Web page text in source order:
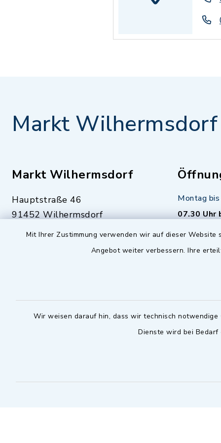
Mit Ihrer Zustimmung verwenden wir auf dieser
Angebot weiter verbessern. Ihre
Wir weisen darauf hin, dass wir technisch
Dienste wird bei
Markt Wilhermsdorf
Markt Wilhermsdorf
Hauptstraße 46
91452 Wilhermsdorf
09102 9958-0
09102 9958-111
Notfallnummer Bauhof
Montag
07.30 Uhr
Dienstag
16.30 bis
möglich -